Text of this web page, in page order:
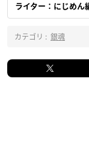
ライター：にじめん
カテゴリ : 銀魂